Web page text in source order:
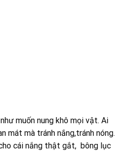
muốn nung khô mọi vật. Ai
mát mà tránh nắng,tránh nóng.
cái nắng thật gắt, bông lục